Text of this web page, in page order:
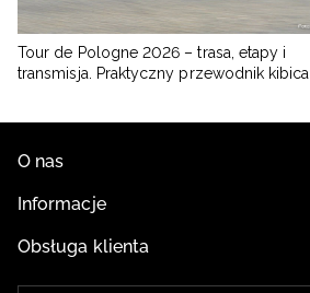
Tour de Pologne 2026 – trasa, etapy i
transmisja. Praktyczny przewodnik kibica
O nas
Informacje
Obsługa klienta